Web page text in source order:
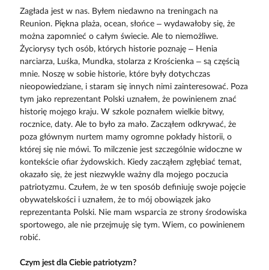
Zagłada jest w nas. Byłem niedawno na treningach na
Reunion. Piękna plaża, ocean, słońce – wydawałoby się, że
można zapomnieć o całym świecie. Ale to niemożliwe.
Życiorysy tych osób, których historie poznaję – Henia
narciarza, Luśka, Mundka, stolarza z Krościenka – są częścią
mnie. Noszę w sobie historie, które były dotychczas
nieopowiedziane, i staram się innych nimi zainteresować. Poza
tym jako reprezentant Polski uznałem, że powinienem znać
historię mojego kraju. W szkole poznałem wielkie bitwy,
rocznice, daty. Ale to było za mało. Zacząłem odkrywać, że
poza głównym nurtem mamy ogromne pokłady historii, o
której się nie mówi. To milczenie jest szczególnie widoczne w
kontekście ofiar żydowskich. Kiedy zacząłem zgłębiać temat,
okazało się, że jest niezwykle ważny dla mojego poczucia
patriotyzmu. Czułem, że w ten sposób definiuję swoje pojęcie
obywatelskości i uznałem, że to mój obowiązek jako
reprezentanta Polski. Nie mam wsparcia ze strony środowiska
sportowego, ale nie przejmuję się tym. Wiem, co powinienem
robić.
Czym jest dla Ciebie patriotyzm?